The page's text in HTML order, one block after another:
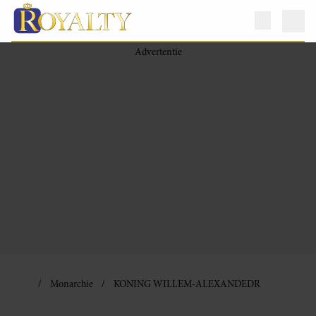
Monarchie KONING WILLEM-ALEXANDEDR